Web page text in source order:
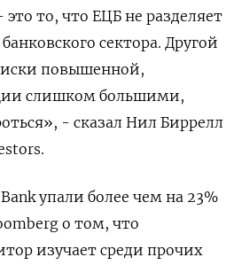
то, что ЕЦБ не разделяет
сектора. Другой
повышенной,
слишком большими,
- сказал Нил Биррелл
упали более чем на 23%
о том, что
изучает среди прочих